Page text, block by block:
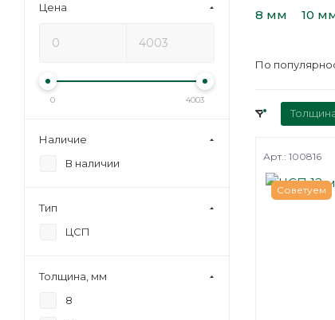
8 мм 10
По
Советуем
Арт.: 100816
Цена
0 4003
Наличие
В наличии
Тип
ЦСП
Толщина, мм
8